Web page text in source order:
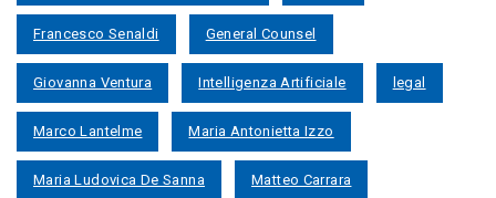
Francesco Senaldi General Counsel
Giovanna Ventura Intelligenza Artificiale legal
Marco Lantelme Maria Antonietta Izzo
Maria Ludovica De Sanna Matteo Carrara